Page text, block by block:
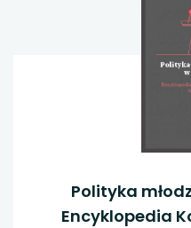
Polityka
Encyklopedia